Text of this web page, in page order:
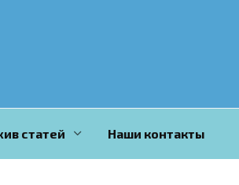
статей Наши контакты